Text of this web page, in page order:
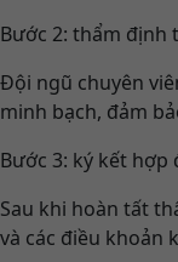
Bước 2: thẩm định
Đội ngũ chuyên
minh bạch, đảm
Bước 3: ký kết hợp
Sau khi hoàn tất
và các điều khoản